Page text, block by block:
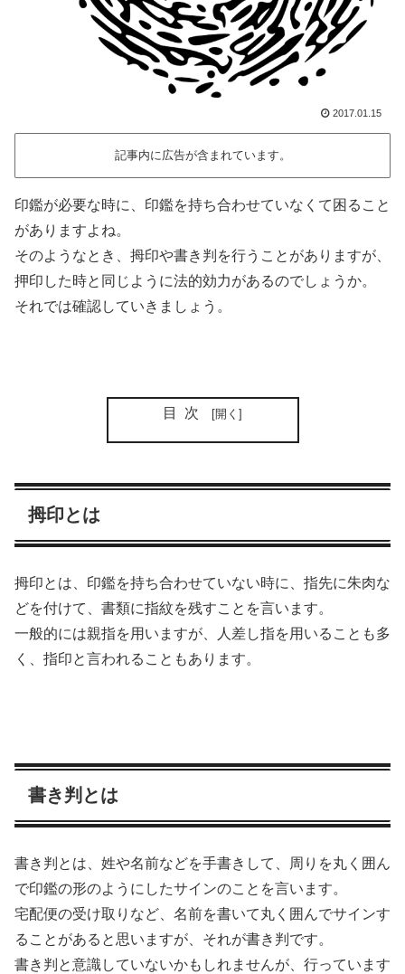
2017.01.15
記事内に広告が含まれています。
印鑑が必要な時に、印鑑を持ち合わせていなくて困ること
がありますよね。
そのようなとき、拇印や書き判を行うことがありますが、
押印した時と同じように法的効力があるのでしょうか。
それでは確認していきましょう。
目次
拇印とは
拇印とは、印鑑を持ち合わせていない時に、 指先に朱肉な
どを付けて、書類に指紋を残すこと を言います。
一般的には親指を用いますが、人差し指を用いることも多
く、指印と言われることもあります。
書き判とは
書き判とは、 姓や名前などを手書きして、周りを丸く囲ん
で印鑑の形のようにしたサインのこと を言います。
宅配便の受け取りなど、名前を書いて丸く囲んでサインす
ることがあると思いますが、それが書き判です。
書き判と意識していないかもしれませんが、行っています